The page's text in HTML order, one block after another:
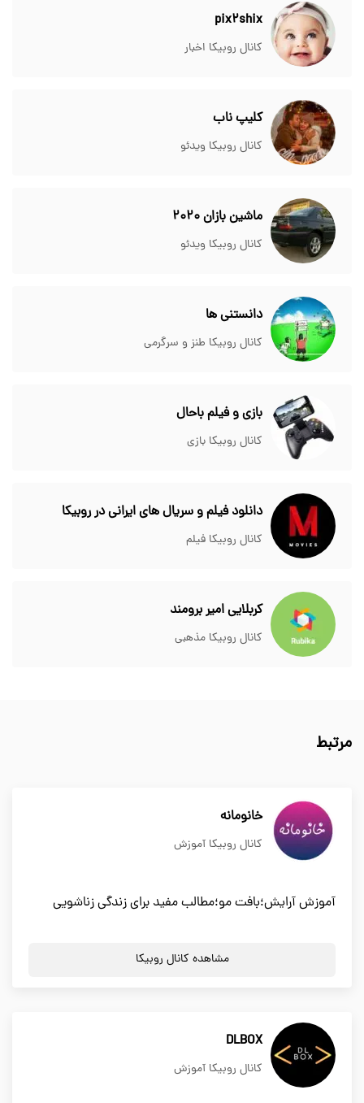
pix2shix
کانال روبیکا اخبار
کلیپ ناب
کانال روبیکا ویدئو
ماشین بازان 2020
کانال روبیکا ویدئو
دانستنی ها
کانال روبیکا طنز و سرگرمی
بازی و فیلم باحال
کانال روبیکا بازی
دانلود فیلم و سریال های ایرانی در روبیکا
کانال روبیکا فیلم
کربلایی امیر برومند
کانال روبیکا مذهبی
مرتبط
خانومانه
کانال روبیکا آموزش
آموزش آرایش؛بافت مو؛مطالب مفید برای زندگی زناشویی
مشاهده کانال روبیکا
DLBOX
کانال روبیکا آموزش